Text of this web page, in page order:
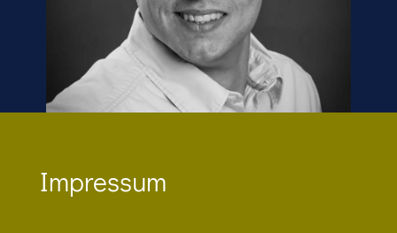
Impressum